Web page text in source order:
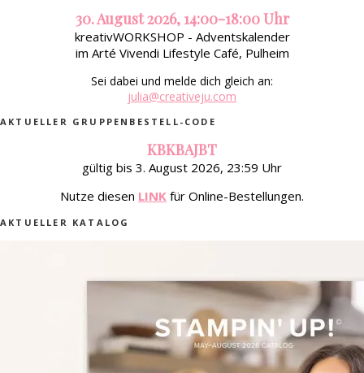
30. August 2026, 14:00-18:00 Uhr
kreativWORKSHOP - Adventskalender
im Arté Vivendi Lifestyle Café, Pulheim
Sei dabei und melde dich gleich an:
julia@creativeju.com
AKTUELLER GRUPPENBESTELL-CODE
KBKBAJBT
gültig bis 3. August 2026, 23:59 Uhr
Nutze diesen LINK für Online-Bestellungen.
AKTUELLER KATALOG